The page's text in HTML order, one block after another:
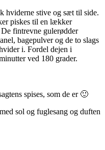
hviderne stive og sæt til side.
piskes til en lækker
fintrevne gulerødder
bagepulver og de to slags
i. Fordel dejen i
ved 180 grader.
spises, som de er 🙂
sol og fuglesang og duften